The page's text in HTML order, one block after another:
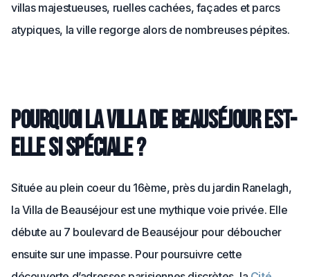
villas majestueuses, ruelles cachées, façades et parcs
atypiques, la ville regorge alors de nombreuses pépites.
Pourquoi la Villa de Beauséjour est-
elle si spéciale ?
Située au plein coeur du 16ème, près du jardin Ranelagh,
la Villa de Beauséjour est une mythique voie privée. Elle
débute au 7 boulevard de Beauséjour pour déboucher
ensuite sur une impasse. Pour poursuivre cette